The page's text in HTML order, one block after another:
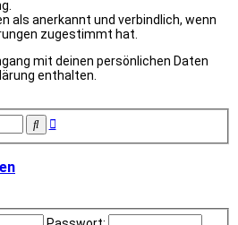
als anerkannt und verbindlich, wenn
zugestimmt hat.
mit deinen persönlichen Daten
enthalten.
SucheErweiterte